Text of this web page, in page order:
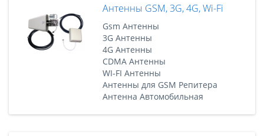
Антенны GSM, 3G, 4G, Wi-Fi
Gsm Антенны
3G Антенны
4G Антенны
CDMA Антенны
WI-FI Антенны
Антенны для GSM Репитера
Антенна Автомобильная